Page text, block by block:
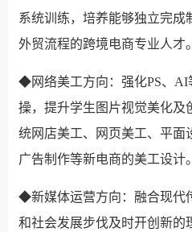
系统训练，培养能够独立完成
外贸流程的跨境电商专业人才。
◆网络美工方向：强化PS、AI
操，提升学生图片视觉美化及
统网店美工、网页美工、平面
广告制作等新电商的美工设计。
◆新媒体运营方向：融合现代
和社会发展步伐及时开创新的